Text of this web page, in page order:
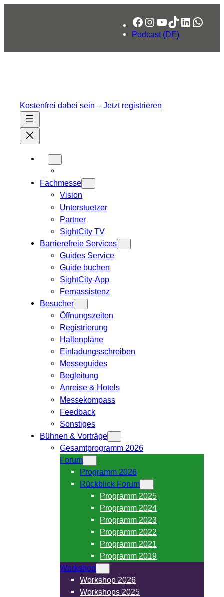
Facebook
Instagram
YouTube
TikTok
LinkedIn
Podcast (DE)
Kostenfrei dabei sein – Jetzt registrieren
Fachmesse
Vision
Unterstuetzer
Partner
SightCity TV
Barrierefreie Services
Guides Service
Guide buchen
SightCity-App
Fernassistenz
Besucher
Öffnungszeiten
Registrierung
Hallenpläne
Einladungsschreiben
Messeguides
Begleitung
Anreise & Hotels
Messekompass
Feedback
Sonstiges
Bühnen & Vorträge
Gesamtprogramm 2026
Forum
Programm 2026
Rückblick Forum
Programm 2025
Programm 2024
Programm 2023
Programm 2022
Programm 2021
Programm 2019
Workshop
Workshop 2026
Workshops 2025